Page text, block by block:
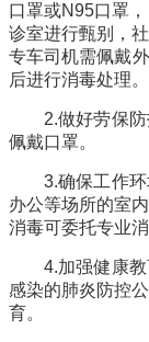
口罩或N95口罩
诊室进行甄别，
专车司机需佩戴
后进行消毒处理。
2.做好劳保
佩戴口罩。
3.确保工作
办公等场所的室
消毒可委托专业消
4.加强健康
感染的肺炎防控
育。